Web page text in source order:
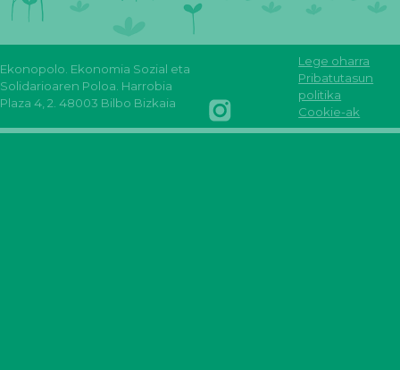
Ekonopolo. Ekonomia Sozial eta
Solidarioaren Poloa. Harrobia
Plaza 4, 2. 48003 Bilbo Bizkaia
Facebook
Youtube
Euskadi
Euskadi
mastodon
FLICKR
Euskadi
INSTAGRAM
REAS
euskadi
Lege oharra
Pribatutasun
politika
Cookie-ak